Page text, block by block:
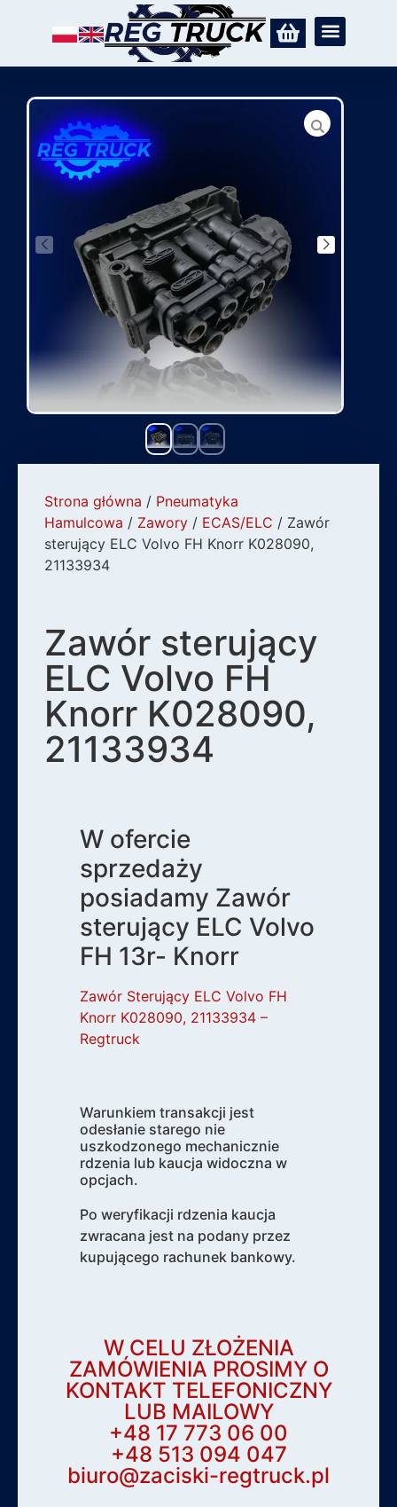
Strona główna / Pneumatyka
Hamulcowa / Zawory / ECAS/ELC / Zawór
sterujący ELC Volvo FH Knorr K028090,
21133934
Zawór sterujący
ELC Volvo FH
Knorr K028090,
21133934
W ofercie
sprzedaży
posiadamy Zawór
sterujący ELC Volvo
FH 13r- Knorr
Zawór Sterujący ELC Volvo FH
Knorr K028090, 21133934 –
Regtruck
Warunkiem transakcji jest
odesłanie starego nie
uszkodzonego mechanicznie
rdzenia lub kaucja widoczna w
opcjach.
Po weryfikacji rdzenia kaucja
zwracana jest na podany przez
kupującego rachunek bankowy.
W CELU ZŁOŻENIA
ZAMÓWIENIA PROSIMY O
KONTAKT TELEFONICZNY
LUB MAILOWY
+48 17 773 06 00
+48 513 094 047
biuro@zaciski-regtruck.pl